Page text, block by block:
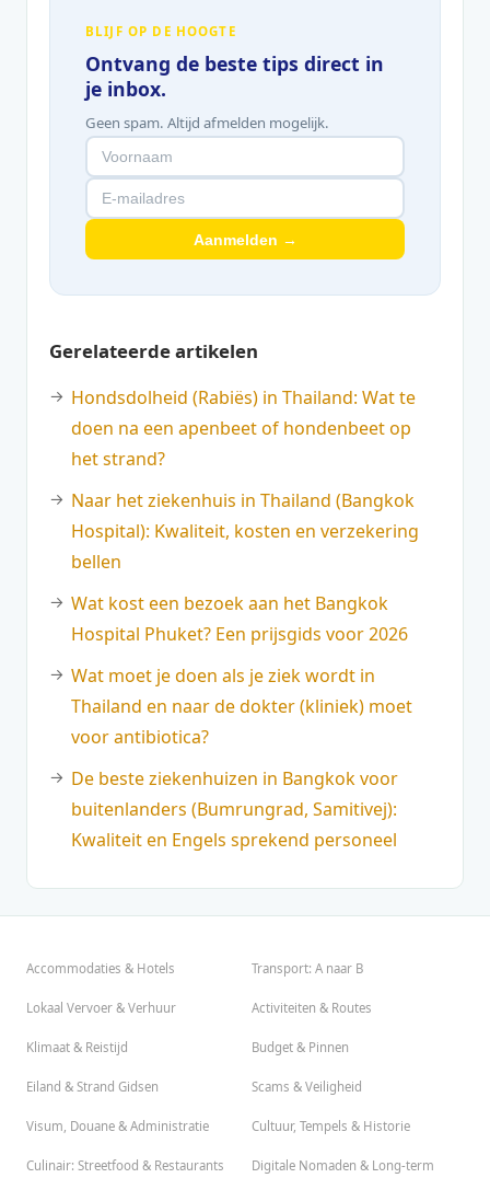
BLIJF OP DE HOOGTE
Ontvang de beste tips direct in
je inbox.
Geen spam. Altijd afmelden mogelijk.
Aanmelden →
Gerelateerde artikelen
Hondsdolheid (Rabiës) in Thailand: Wat te
doen na een apenbeet of hondenbeet op
het strand?
Naar het ziekenhuis in Thailand (Bangkok
Hospital): Kwaliteit, kosten en verzekering
bellen
Wat kost een bezoek aan het Bangkok
Hospital Phuket? Een prijsgids voor 2026
Wat moet je doen als je ziek wordt in
Thailand en naar de dokter (kliniek) moet
voor antibiotica?
De beste ziekenhuizen in Bangkok voor
buitenlanders (Bumrungrad, Samitivej):
Kwaliteit en Engels sprekend personeel
Accommodaties & Hotels Transport: A naar B
Lokaal Vervoer & Verhuur Activiteiten & Routes
Klimaat & Reistijd Budget & Pinnen
Eiland & Strand Gidsen Scams & Veiligheid
Visum, Douane & Administratie Cultuur, Tempels & Historie
Culinair: Streetfood & Restaurants Digitale Nomaden & Long-term